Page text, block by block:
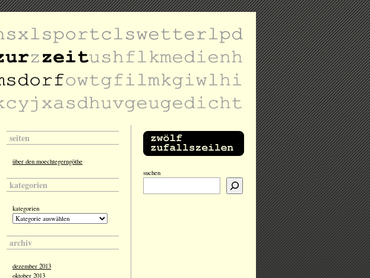
seiten
über den moechtegerngöthe
kategorien
kategorien
archiv
dezember 2013
oktober 2013
suchen